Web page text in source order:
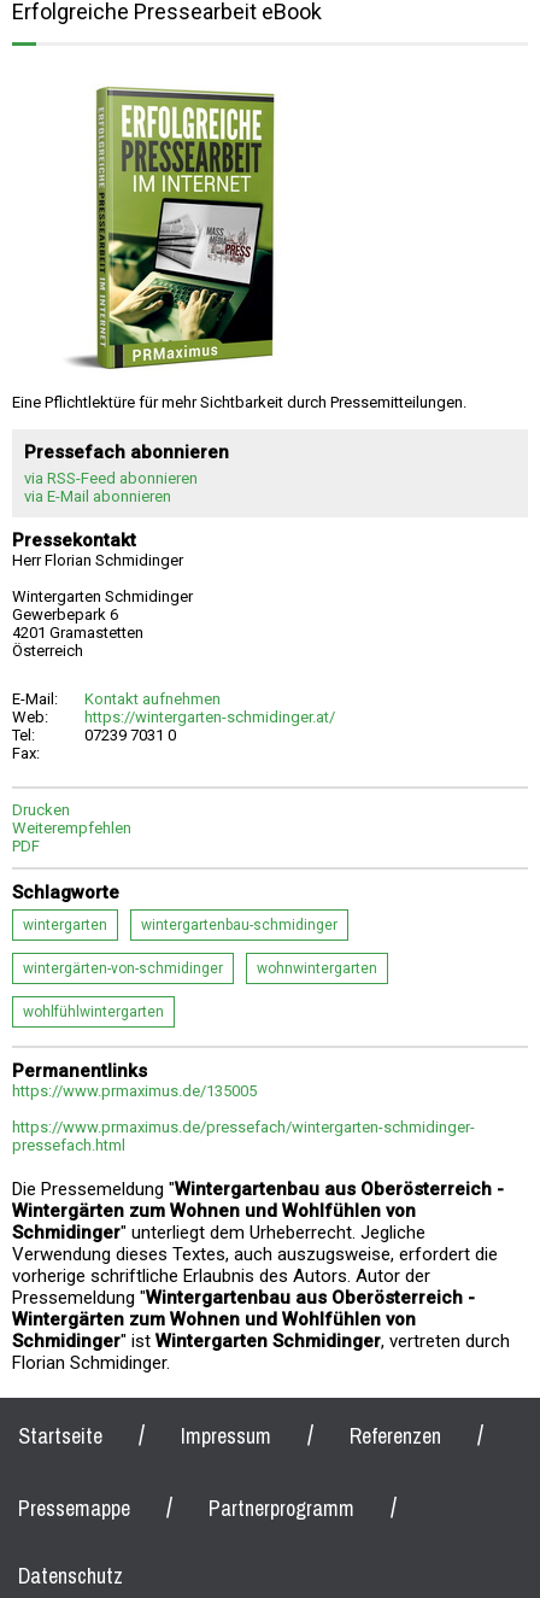
Erfolgreiche Pressearbeit eBook
Eine Pflichtlektüre für mehr Sichtbarkeit durch Pressemitteilungen.
Pressefach abonnieren
via RSS-Feed abonnieren
via E-Mail abonnieren
Pressekontakt
Herr Florian Schmidinger
Wintergarten Schmidinger
Gewerbepark 6
4201 Gramastetten
Österreich
E-Mail:
Kontakt aufnehmen
Web:
https://wintergarten-schmidinger.at/
Tel:
07239 7031 0
Fax:
Drucken
Weiterempfehlen
PDF
Schlagworte
wintergarten wintergartenbau-schmidinger
wintergärten-von-schmidinger wohnwintergarten
wohlfühlwintergarten
Permanentlinks
https://www.prmaximus.de/135005
https://www.prmaximus.de/pressefach/wintergarten-schmidinger-
pressefach.html
Die Pressemeldung "Wintergartenbau aus Oberösterreich -
Wintergärten zum Wohnen und Wohlfühlen von
Schmidinger" unterliegt dem Urheberrecht. Jegliche
Verwendung dieses Textes, auch auszugsweise, erfordert die
vorherige schriftliche Erlaubnis des Autors. Autor der
Pressemeldung "Wintergartenbau aus Oberösterreich -
Wintergärten zum Wohnen und Wohlfühlen von
Schmidinger" ist Wintergarten Schmidinger, vertreten durch
Florian Schmidinger.
Startseite / Impressum / Referenzen /
Pressemappe / Partnerprogramm /
Datenschutz